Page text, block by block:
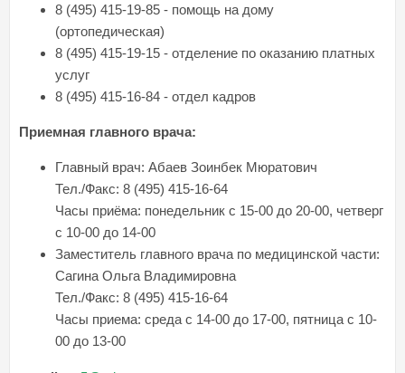
8 (495) 415-19-85 - помощь на дому
(ортопедическая)
8 (495) 415-19-15 - отделение по оказанию платных
услуг
8 (495) 415-16-84 - отдел кадров
Приемная главного врача:
Главный врач: Абаев Зоинбек Мюратович
Тел./Факс: 8 (495) 415-16-64
Часы приёма: понедельник с 15-00 до 20-00, четверг
с 10-00 до 14-00
Заместитель главного врача по медицинской части:
Сагина Ольга Владимировна
Тел./Факс: 8 (495) 415-16-64
Часы приема: среда с 14-00 до 17-00, пятница с 10-
00 до 13-00